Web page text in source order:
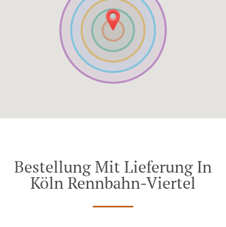
Bestellung Mit Lieferung In
Köln Rennbahn-Viertel